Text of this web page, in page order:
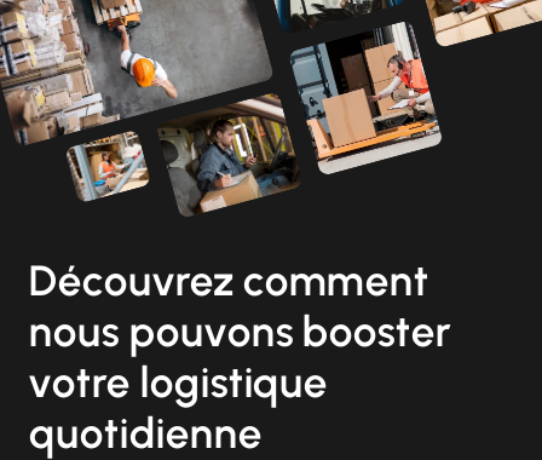
Découvrez comment
nous pouvons booster
votre logistique
quotidienne